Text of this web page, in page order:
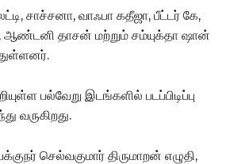
சாச்சனா, வாஃபா கதீஜா, பீட்டர் கே,
ஆண்டனி தாசன் மற்றும் சம்யுக்தா ஷான்
பல்வேறு இடங்களில் படப்பிடிப்பு
வருகிறது.
செல்வகுமார் திருமாறன் எழுதி,